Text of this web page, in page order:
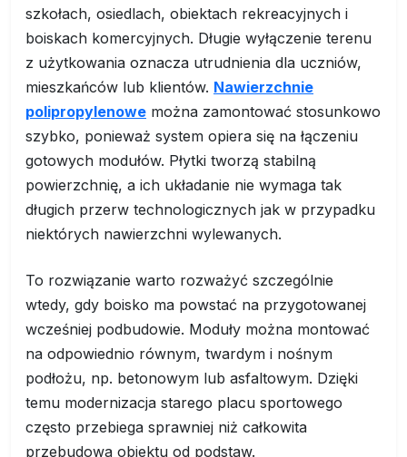
szkołach, osiedlach, obiektach rekreacyjnych i
boiskach komercyjnych. Długie wyłączenie terenu
z użytkowania oznacza utrudnienia dla uczniów,
mieszkańców lub klientów. Nawierzchnie
polipropylenowe można zamontować stosunkowo
szybko, ponieważ system opiera się na łączeniu
gotowych modułów. Płytki tworzą stabilną
powierzchnię, a ich układanie nie wymaga tak
długich przerw technologicznych jak w przypadku
niektórych nawierzchni wylewanych.
To rozwiązanie warto rozważyć szczególnie
wtedy, gdy boisko ma powstać na przygotowanej
wcześniej podbudowie. Moduły można montować
na odpowiednio równym, twardym i nośnym
podłożu, np. betonowym lub asfaltowym. Dzięki
temu modernizacja starego placu sportowego
często przebiega sprawniej niż całkowita
przebudowa obiektu od podstaw.